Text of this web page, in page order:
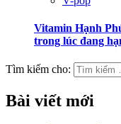
Vitamin Hạnh
trong lúc đang
Tìm kiếm cho:
Bài viết mới